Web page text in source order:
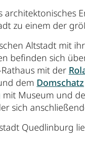
architektonisches
zu einem der
Altstadt mit
befinden sich
mit der
dem Domschatz
mit Museum und
sich
Quedlinburg